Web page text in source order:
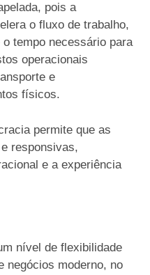
pois a
o fluxo de trabalho,
tempo necessário para
operacionais
e
físicos.
permite que as
responsivas,
e a experiência
nível de flexibilidade
negócios moderno, no